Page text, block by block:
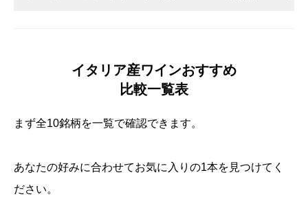
イタリア産ワインおすすめ
比較一覧表
まず全10銘柄を一覧で確認できます。
あなたの好みに合わせてお気に入りの1本を見つけてく
ださい。